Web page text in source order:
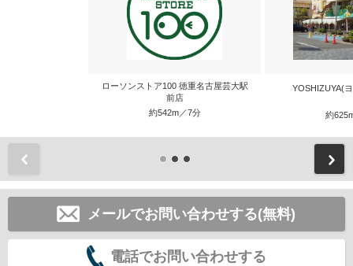
ローソンストア100 徳重名古屋芸大駅
前店
約542m／7分
YOSHIZUYA(
約
メールでお問い合わせする(無料)
電話でお問い合わせする